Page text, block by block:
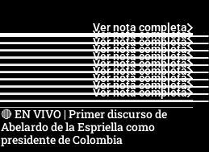
Ver nota completa
Ver nota completa
Ver nota completa
Ver nota completa
Ver nota completa
Ver nota completa
Ver nota completa
Ver nota completa
Ver nota completa
Ver nota completa
🔴 EN VIVO | Primer discurso de
Abelardo de la Espriella como
presidente de Colombia